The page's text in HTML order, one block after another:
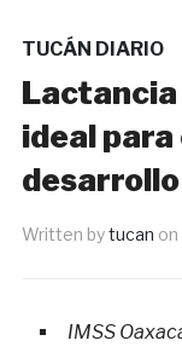
TUCÁN DIARIO
ideal
desarrollo
Written bytucan on
IMSS